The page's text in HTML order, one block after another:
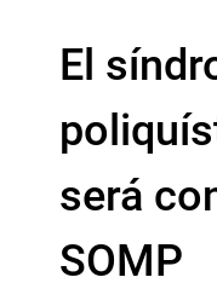
El
será
SOMP